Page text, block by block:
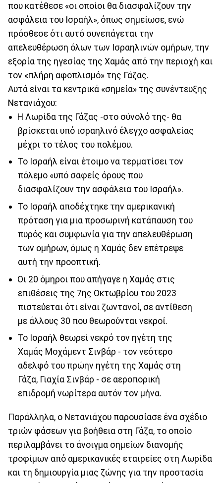
που κατέθεσε «οι οποίοι θα διασφαλίζουν την
ασφάλεια του Ισραήλ», όπως σημείωσε, ενώ
πρόσθεσε ότι αυτό συνεπάγεται την
απελευθέρωση όλων των Ισραηλινών ομήρων, την
εξορία της ηγεσίας της Χαμάς από την περιοχή και
τον «πλήρη αφοπλισμό» της Γάζας.
Αυτά είναι τα κεντρικά «σημεία» της συνέντευξης
Νετανιάχου:
Η Λωρίδα της Γάζας -στο σύνολό της- θα
βρίσκεται υπό ισραηλινό έλεγχο ασφαλείας
μέχρι το τέλος του πολέμου.
Το Ισραήλ είναι έτοιμο να τερματίσει τον
πόλεμο «υπό σαφείς όρους που
διασφαλίζουν την ασφάλεια του Ισραήλ».
Το Ισραήλ αποδέχτηκε την αμερικανική
πρόταση για μια προσωρινή κατάπαυση του
πυρός και συμφωνία για την απελευθέρωση
των ομήρων, όμως η Χαμάς δεν επέτρεψε
αυτή την προοπτική.
Οι 20 όμηροι που απήγαγε η Χαμάς στις
επιθέσεις της 7ης Οκτωβρίου του 2023
πιστεύεται ότι είναι ζωντανοί, σε αντίθεση
με άλλους 30 που θεωρούνται νεκροί.
Το Ισραήλ θεωρεί νεκρό τον ηγέτη της
Χαμάς Μοχάμεντ Σινβάρ - τον νεότερο
αδελφό του πρώην ηγέτη της Χαμάς στη
Γάζα, Γιαχία Σινβάρ - σε αεροπορική
επιδρομή νωρίτερα αυτόν τον μήνα.
Παράλληλα, ο Νετανιάχου παρουσίασε ένα σχέδιο
τριών φάσεων για βοήθεια στη Γάζα, το οποίο
περιλαμβάνει το άνοιγμα σημείων διανομής
τροφίμων από αμερικανικές εταιρείες στη Λωρίδα
και τη δημιουργία μιας ζώνης για την προστασία